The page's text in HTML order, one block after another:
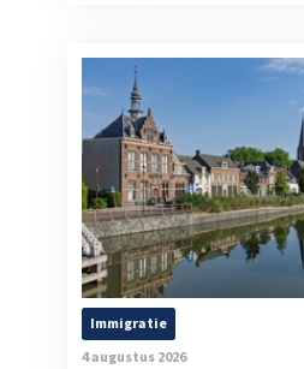
Immigratie
4 augustus 2026